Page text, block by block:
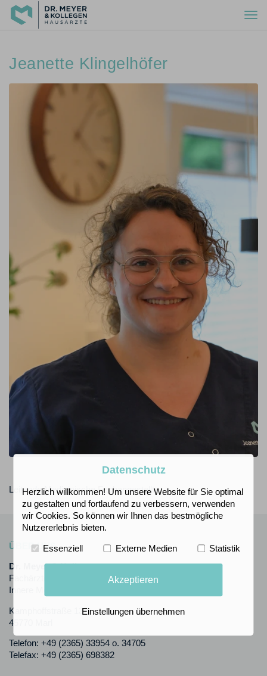
Jeanette Klingelhöfer
Leitende Medizinische Fachangestellte
ÜBER UNS
Dr. Meyer & Kollegen
Fachärzte für Allgemeinmedizin,
Innere Medizin und Kardiologie
Kamphoffstraße 132
45770 Marl
Telefon: +49 (2365) 33954 o. 34705
Telefax: +49 (2365) 698382
Datenschutz
Herzlich willkommen! Um unsere Website für Sie optimal
zu gestalten und fortlaufend zu verbessern, verwenden
wir Cookies. So können wir Ihnen das bestmögliche
Nutzererlebnis bieten.
Essenziell Externe Medien Statistik
Akzeptieren
Einstellungen übernehmen